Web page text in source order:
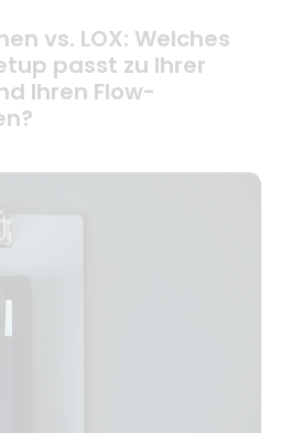
vs. LOX: Welches
passt zu Ihrer
Ihren Flow-